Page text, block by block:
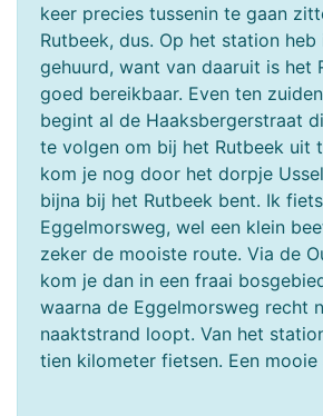
keer precies tussenin te gaan
Rutbeek, dus. Op het station
gehuurd, want van daaruit is het
goed bereikbaar. Even ten
begint al de Haaksbergerstraat
te volgen om bij het Rutbeek uit
kom je nog door het dorpje
bijna bij het Rutbeek bent. Ik
Eggelmorsweg, wel een klein
zeker de mooiste route. Via de
kom je dan in een fraai
waarna de Eggelmorsweg recht
naaktstrand loopt. Van het
tien kilometer fietsen. Een mooie